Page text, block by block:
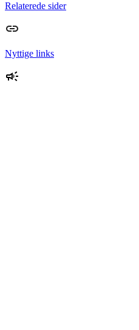
Relaterede sider
Nyttige links